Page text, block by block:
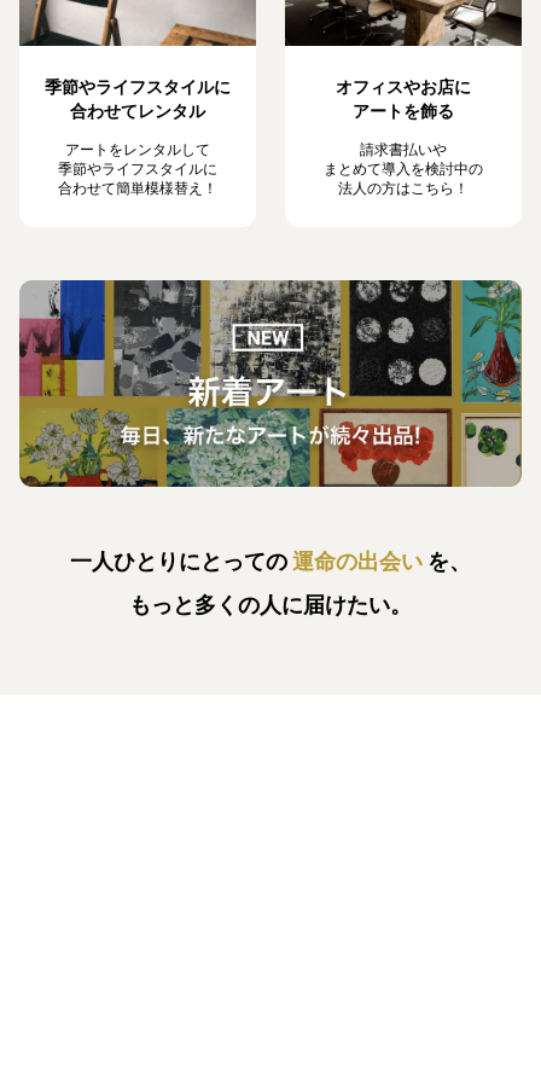
季節やライフスタイルに
合わせてレンタル
アートをレンタルして
季節やライフスタイルに
合わせて簡単模様替え！
オフィスやお店に
アートを飾る
請求書払いや
まとめて導入を検討中の
法人の方はこちら！
一人ひとりにとっての運命の出会い を、
もっと多くの人に届けたい。